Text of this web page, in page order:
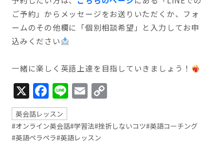
ご予約」からメッセージをお送りいただくか、フォ
ームのその他欄に「個別相談希望」と入力してお申
込みください
一緒に楽しく英語上達を目指していきましょう！
X Facebook
LineEmail
英会話レッスン
#オンライン英会話#学習法#挫折しないコツ#英語コーチング
#英語ペラペラ#英語レッスン